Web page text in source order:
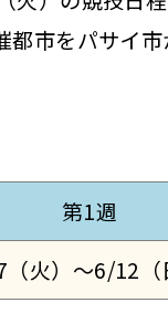
都市をパサイ
第1週
火）～6/12（